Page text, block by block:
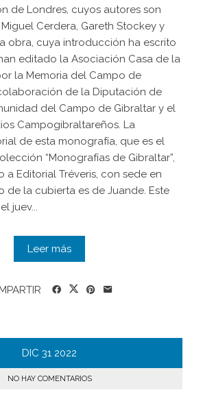
de Londres, cuyos autores son
Miguel Cerdera, Gareth Stockey y
obra, cuya introducción ha escrito
editado la Asociación Casa de la
la Memoria del Campo de
de la Diputación de
del Campo de Gibraltar y el
Campogibraltareños. La
de esta monografía, que es el
“Monografías de Gibraltar”,
a Editorial Tréveris, con sede en
de la cubierta es de Juande. Este
juev...
Leer más
DIC 31 2022
NO HAY COMENTARIOS